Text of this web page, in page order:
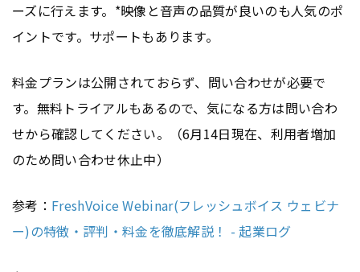
ーズに行えます。*映像と音声の品質が良いのも人気のポ
イントです。サポートもあります。
料金プランは公開されておらず、問い合わせが必要で
す。無料トライアルもあるので、気になる方は問い合わ
せから確認してください。（6月14日現在、利用者増加
のため問い合わせ休止中）
参考： FreshVoice Webinar(フレッシュボイス ウェビナ
ー)の特徴・評判・料金を徹底解説！ - 起業ログ